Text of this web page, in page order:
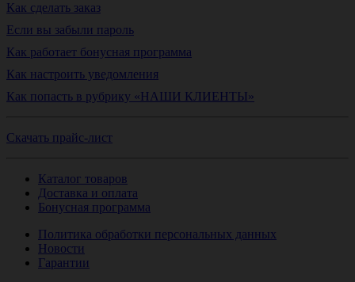
Как сделать заказ
Если вы забыли пароль
Как работает бонусная программа
Как настроить уведомления
Как попасть в рубрику «НАШИ КЛИЕНТЫ»
Скачать прайс-лист
Каталог товаров
Доставка и оплата
Бонусная программа
Политика обработки персональных данных
Новости
Гарантии